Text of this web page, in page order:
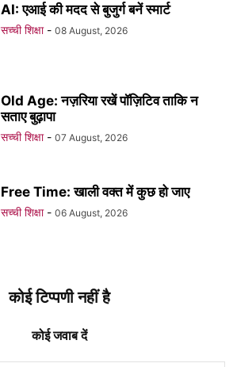
AI: एआई की मदद से बुजुर्ग बनें स्मार्ट
सच्ची शिक्षा - 08 August, 2026
Old Age: नज़रिया रखें पॉज़िटिव ताकि न
सताए बुढ़ापा
सच्ची शिक्षा - 07 August, 2026
Free Time: खाली वक्त में कुछ हो जाए
सच्ची शिक्षा - 06 August, 2026
कोई टिप्पणी नहीं है
कोई जवाब दें